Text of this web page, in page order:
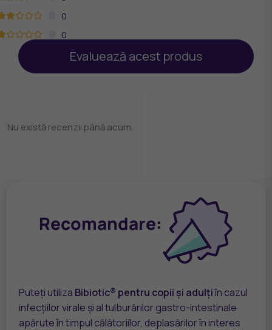
0
0
Nu există recenzii până acum.
Evaluează acest produs
Recomandare:
Puteți utiliza Bibiotic® pentru copii și adulțiîn cazul
infecțiilor virale și al tulburărilor gastro-intestinale
apărute în timpul călătoriilor, deplasărilor în interes